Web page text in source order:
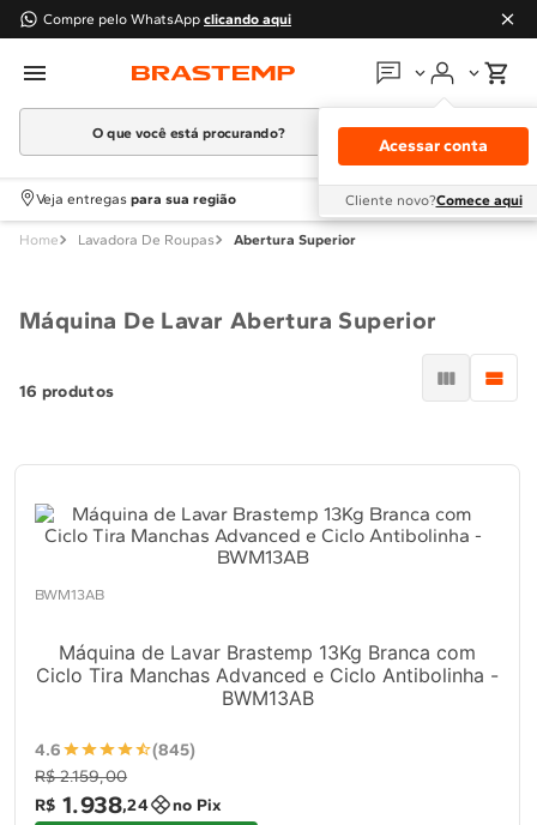
Compre pelo WhatsApp clicando aqui
Em que podemos ajudar?
Guias e manuais
Solicitar visita técnica
Solicitar conversão de fogão
Localizar assistência técnica
Acessar conta
Cliente novo?Comece aqui
O que você está procurando?
Termos mais buscados
1º Geladeira
4 º Lava Louça
9 Combos
Veja entregas para sua região
Lavadora De Roupas Abertura Superior
Máquina De Lavar Abertura Superior
16 produtos
BWM13AB
Máquina de Lavar Brastemp 13Kg Branca com
Ciclo Tira Manchas Advanced e Ciclo Antibolinha -
BWM13AB
4.6
(845)
R$ 2.159,00
R$ 1.938,24 no Pix